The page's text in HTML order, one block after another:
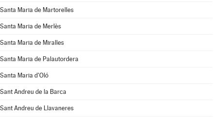
Santa Maria de Martorelles
Santa Maria de Merlès
Santa Maria de Miralles
Santa Maria de Palautordera
Santa Maria d'Oló
Sant Andreu de la Barca
Sant Andreu de Llavaneres